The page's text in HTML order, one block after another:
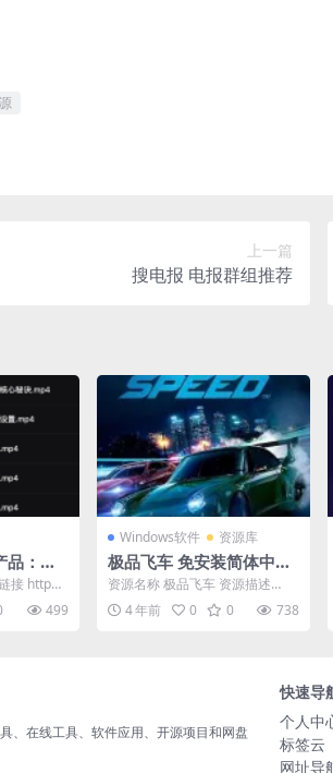
上一篇
搜电报 电报群组推荐
品：月
接 http
499
Windows软件 资源库
极品飞车 免安装简体中文
绿色版
资源名称 极品飞车 资源描述
「极品飞车21：热度 免安装简体
中文绿色版」 资源...
4 年前 0 0 738
、在线工具、软件应用、开源项目和网盘
快速导
个人中
标签云
网址导